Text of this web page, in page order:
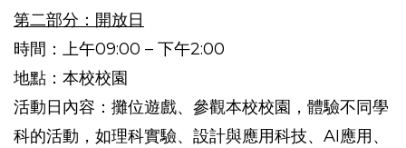
第二部分：開放日
時間：上午09:00 – 下午2:00
地點：本校校園
活動日內容：攤位遊戲、參觀本校校園，體驗不同學
科的活動，如理科實驗、設計與應用科技、AI應用、